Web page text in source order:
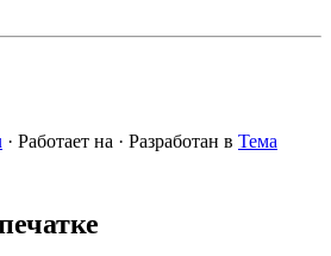
· Работает на · Разработан в Тема